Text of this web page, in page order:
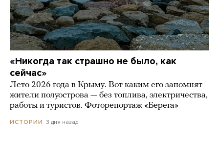
«Никогда так страшно не было, как
сейчас»
Лето 2026 года в Крыму. Вот каким его запомнят
жители полуострова — без топлива, электричества,
работы и туристов. Фоторепортаж «Берега»
ИСТОРИИ 3 дня назад